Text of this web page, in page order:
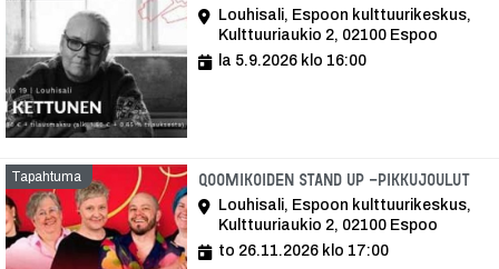
Louhisali, Espoon kulttuurikeskus,
Kulttuuriaukio 2, 02100 Espoo
la 5.9.2026 klo 16:00
Tapahtuma Qoomikoiden STAND UP -pikkujoulut
Louhisali, Espoon kulttuurikeskus,
Kulttuuriaukio 2, 02100 Espoo
to 26.11.2026 klo 17:00